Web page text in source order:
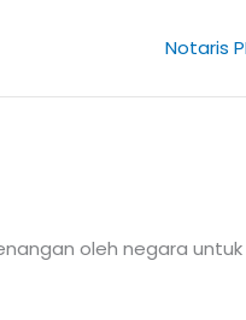
Notaris
oleh negara